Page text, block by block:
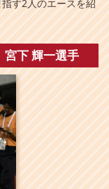
す2人のエースを紹
下 輝一選手